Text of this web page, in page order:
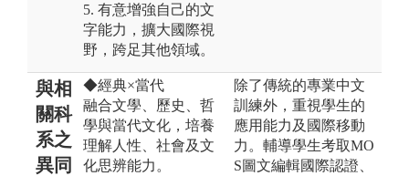
5. 有意增強自己的文
字能力，擴大國際視
野，跨足其他領域。
與相
關科
系之
異同
◆經典×當代
融合文學、歷史、哲
學與當代文化，培養
理解人性、社會及文
化思辨能力。
除了傳統的專業中文
訓練外，重視學生的
應用能力及國際移動
力。輔導學生考取MO
S圖文編輯國際認證、